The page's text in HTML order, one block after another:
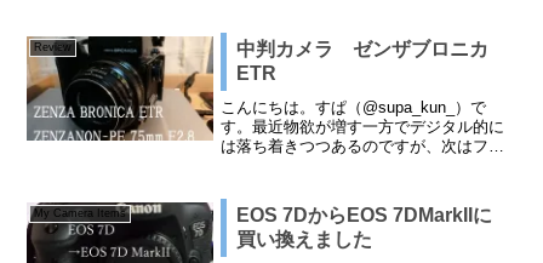
Review
中判カメラ ゼンザブロニカ
ETR
こんにちは。すぱ（@supa_kun_）で
す。最近物欲が増す一方でデジタル的に
は落ち着きつつあるのですが、次はフィ
いろいろ物色したところ、いいものを見
つけてしまいました...
My Camera Items
EOS 7DからEOS 7DMarkIIに
買い換えました